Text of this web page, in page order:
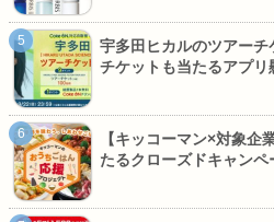
宇多田ヒカルのツアー
チケットも当たるアプリ
【キッコーマン×対象企
たるクローズドキャンペ